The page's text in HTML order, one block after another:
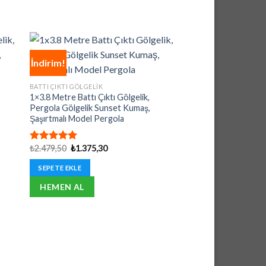
İndirim!
BATTI ÇIKTI GÖLGELIK
1×3.8 Metre Battı Çıktı Gölgelik,
Pergola Gölgelik Sunset Kumaş,
Şaşırtmalı Model Pergola
5 üzerinden
5.00oy
aldı
₺2.479,50 Orijinal
₺2.479,50.
₺1.375,30Şu
SEPETE EKLE
HEMEN AL